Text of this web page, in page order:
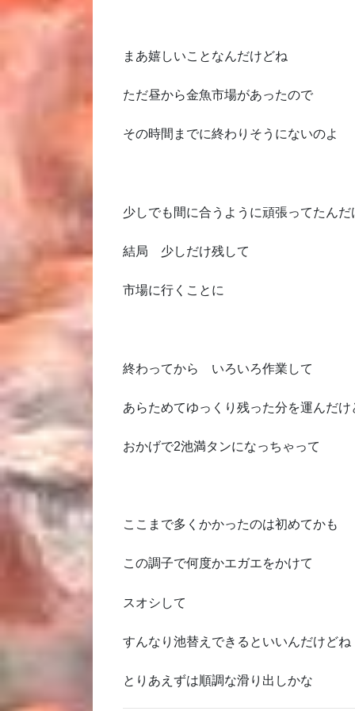
まあ嬉しいことなんだけどね
ただ昼から金魚市場があったので
その時間までに終わりそうにないのよ
少しでも間に合うように頑張ってたんだ
結局 少しだけ残して
市場に行くことに
終わってから いろいろ作業して
あらためてゆっくり残った分を運んだけ
おかげで2池満タンになっちゃって
ここまで多くかかったのは初めてかも
この調子で何度かエガエをかけて
スオシして
すんなり池替えできるといいんだけどね
とりあえずは順調な滑り出しかな